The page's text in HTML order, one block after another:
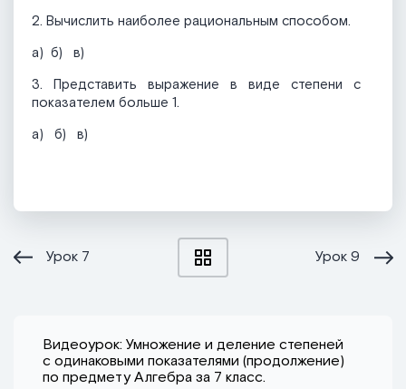
2. Вычислить наиболее рациональным способом.
а) б)
в)
3. Представить выражение в виде степени с
показателем больше 1.
а)
б) в)
Урок 7 Урок9
Видеоурок: Умножение и деление степеней
с одинаковыми показателями (продолжение)
по предмету Алгебра за 7 класс.